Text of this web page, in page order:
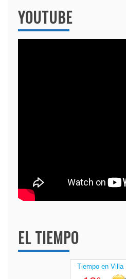
YOUTUBE
EL TIEMPO